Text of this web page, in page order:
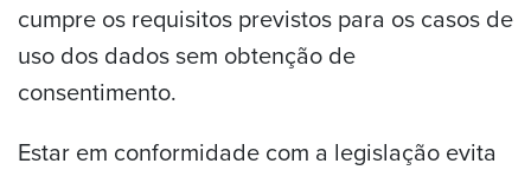
cumpre os requisitos previstos para os casos de
uso dos dados sem obtenção de
consentimento.
Estar em conformidade com a legislação evita